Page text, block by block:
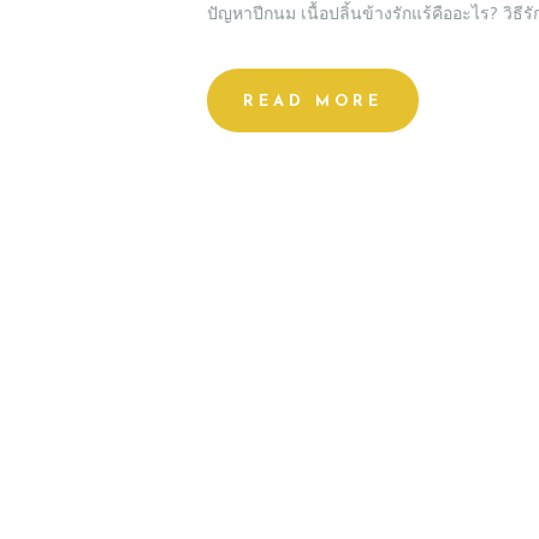
ปัญหาปีกนม เนื้อปลิ้นข้างรักแร้คืออะไร? วิธีรั
READ MORE